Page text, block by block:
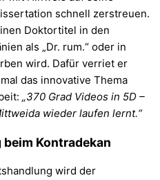
schnell zerstreuen.
Doktortitel in den
als „Dr. rum.“ oder in
wird. Dafür verriet er
das innovative Thema
„370 Grad Videos in 5D –
wieder laufen lernt.“
beim Kontradekan
wird der